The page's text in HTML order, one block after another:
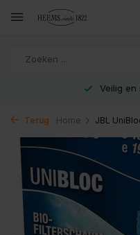
Veilig en
Terug Home JBL